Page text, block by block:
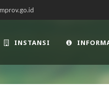
INSTANSI